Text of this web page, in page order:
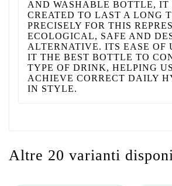
AND WASHABLE BOTTLE, IT
CREATED TO LAST A LONG
PRECISELY FOR THIS
ECOLOGICAL, SAFE AND
ALTERNATIVE. ITS EASE OF
IT THE BEST BOTTLE TO
TYPE OF DRINK, HELPING
ACHIEVE CORRECT DAILY
IN STYLE.
Altre 20 varianti